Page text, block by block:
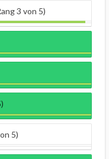
3 von 5)
5)